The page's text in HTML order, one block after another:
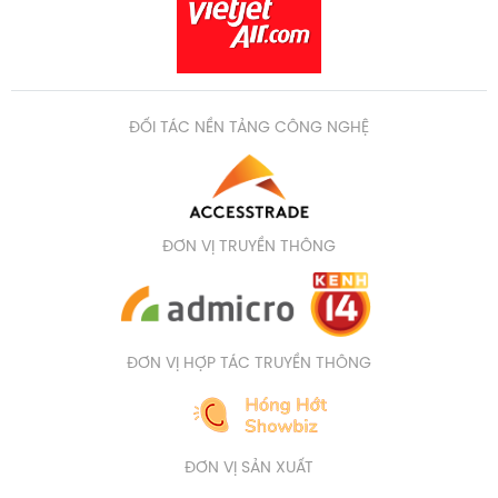
ĐỐI TÁC NỀN TẢNG CÔNG NGHỆ
ĐƠN VỊ TRUYỀN THÔNG
ĐƠN VỊ HỢP TÁC TRUYỀN THÔNG
ĐƠN VỊ SẢN XUẤT